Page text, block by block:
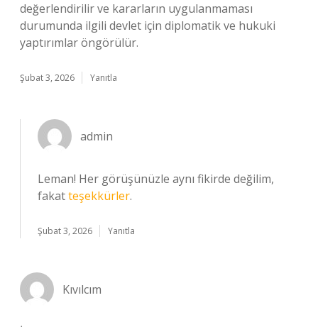
değerlendirilir ve kararların uygulanmaması
durumunda ilgili devlet için diplomatik ve hukuki
yaptırımlar öngörülür.
Şubat 3, 2026 Yanıtla
admin
Leman! Her görüşünüzle aynı fikirde değilim,
fakatteşekkürler.
Şubat 3, 2026 Yanıtla
Kıvılcım